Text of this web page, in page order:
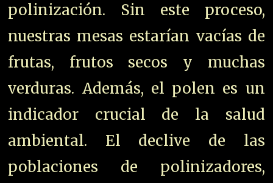
polinización. Sin este proceso,
nuestras mesas estarían vacías de
frutas, frutos secos y muchas
verduras. Además, el polen es un
indicador crucial de la salud
ambiental. El declive de las
poblaciones de polinizadores,